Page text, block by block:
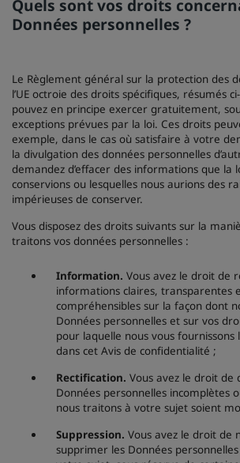
Quels sont vos droits
Données personnelles ?
Le Règlement général sur la protection des
l’UE octroie des droits spécifiques, résumés
pouvez en principe exercer gratuitement,
exceptions prévues par la loi. Ces droits
exemple, dans le cas où satisfaire à votre
la divulgation des données personnelles
demandez d’effacer des informations que la
conservions ou lesquelles nous aurions des
impérieuses de conserver.
Vous disposez des droits suivants sur la
traitons vos données personnelles :
Information. Vous avez le droit de
informations claires, transparentes
compréhensibles sur la façon dont
Données personnelles et sur vos
pour laquelle nous vous
dans cet Avis de confidentialité ;
Rectification. Vous avez le droit de
Données personnelles incomplètes
nous traitons à votre sujet soient
Suppression. Vous avez le droit de
supprimer les Données